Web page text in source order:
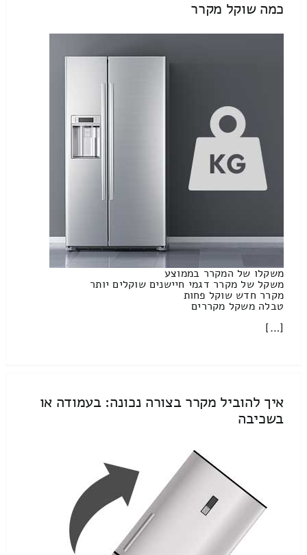
כמה שוקל מקרר
משקלו של המקרר בממוצע
משקל של מקרר דגמי חיישנים שוקלים יותר
מקרר חדש שוקל פחות
טבלה משקל מקררים
[…]
איך להוביל מקרר בצורה נכונה: בעמודה או
בשכיבה